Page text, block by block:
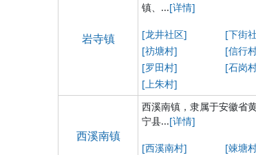
岩寺镇
镇、...[详情]
[龙井社区] [下街
[祊塘村]
[信行
[罗田村]
[石岗
[上朱村]
西溪南镇
西溪南镇，隶属于安徽省
宁县...[详情]
[西溪南村] [竦塘